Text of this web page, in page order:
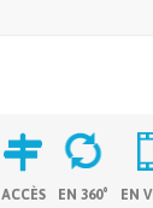
ACCÈS EN 360° EN